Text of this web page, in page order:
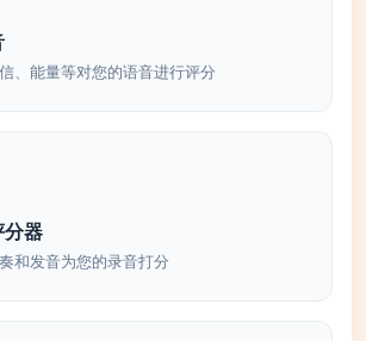
、能量等对您的语音进行评分
分器
和发音为您的录音打分